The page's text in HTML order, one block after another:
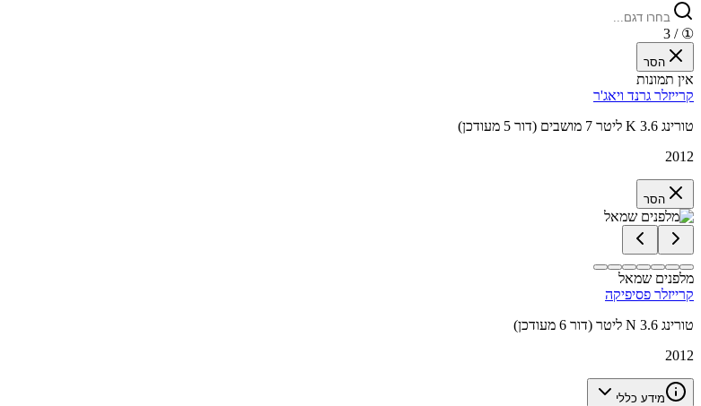
①
/ 3
הסר
אין תמונות
קרייזלר גרנד ויאג'ר
טורינג K 3.6 ליטר 7 מושבים (דור 5 מעודכן)
2012
הסר
מלפנים שמאל
קרייזלר פסיפיקה
טורינג N 3.6 ליטר (דור 6 מעודכן)
2012
מידע כללי